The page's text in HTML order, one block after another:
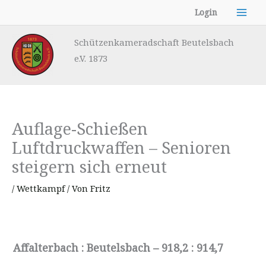
Inhalt
springen
Login
Schützenkameradschaft Beutelsbach
e.V. 1873
Auflage-Schießen
Luftdruckwaffen – Senioren
steigern sich erneut
/ Wettkampf/ Von Fritz
Affalterbach : Beutelsbach – 918,2 : 914,7